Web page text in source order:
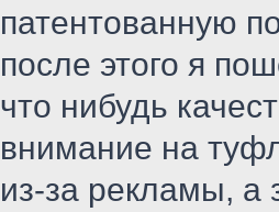
патентованную
после этого я
что нибудь
внимание на
из-за рекламы, а